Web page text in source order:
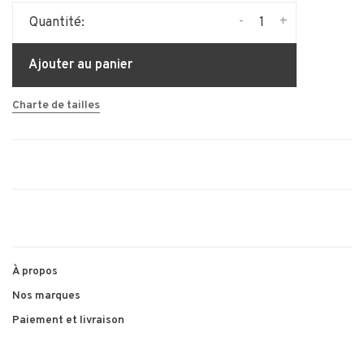
Quantité: +
-
Ajouter au panier
Charte de tailles
À propos
Nos marques
Paiement et livraison